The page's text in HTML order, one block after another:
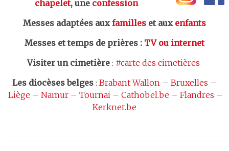
chapelet, une confession
Messes adaptées aux familleset aux enfants
Messes et temps de prières: TV ou internet
Visiter un cimetière: #carte des cimetières
Les diocèses belges: Brabant Wallon – Bruxelles –
Liège – Namur– Tournai – Cathobel.be – Flandres –
Kerknet.be